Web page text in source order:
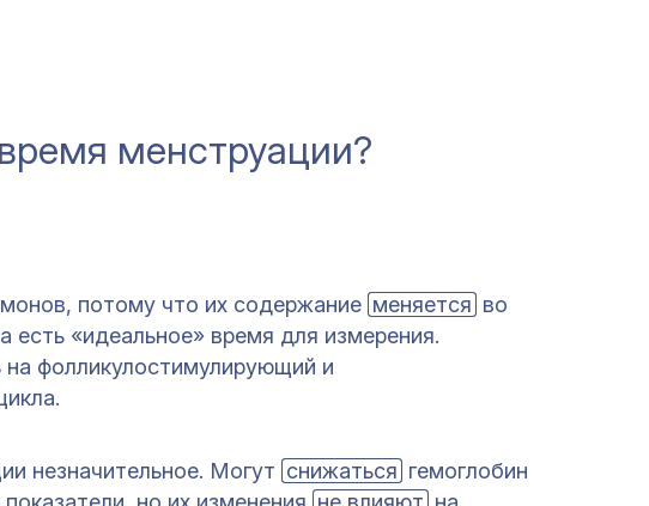
менструации?
потому что их содержание меняется во
есть «идеальное» время для измерения.
на фолликулостимулирующий и
незначительное. Могут снижаться гемоглобин